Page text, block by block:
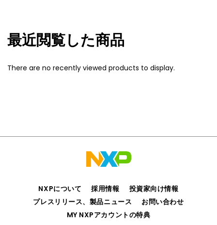
最近閲覧した商品
There are no recently viewed products to display.
NXPについて 採用情報
投資家向け情報
プレスリリース、製品ニュース
お問い合わせ
MY NXPアカウントの特典